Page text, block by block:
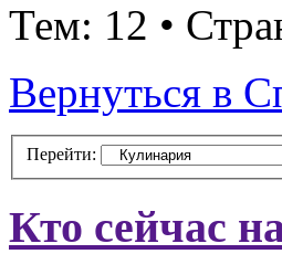
Тем: 12 •
Вернуться в
Перейти:
Кто сейчас